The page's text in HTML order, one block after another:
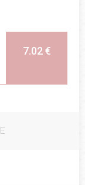
7.02 €